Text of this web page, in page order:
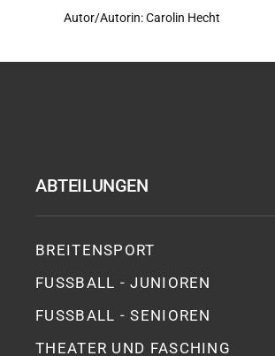
Autor/Autorin: Carolin Hecht
ABTEILUNGEN
BREITENSPORT
FUSSBALL - JUNIOREN
FUSSBALL - SENIOREN
THEATER UND FASCHING